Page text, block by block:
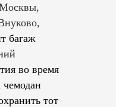
Москвы,
багаж
во время
чемодан
тот